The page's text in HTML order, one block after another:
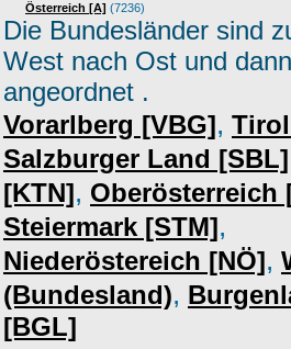
Österreich [A] (7236)
Die Bundesländer sind
West nach Ost und
angeordnet .
Vorarlberg [VBG],
Salzburger Land [SBL]
[KTN], Oberösterreich
Steiermark [STM],
Niederöstereich [NÖ],
(Bundesland),
[BGL]